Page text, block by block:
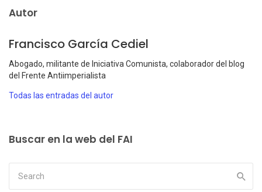
Autor
Francisco García Cediel
Abogado, militante de Iniciativa Comunista, colaborador del blog
del Frente Antiimperialista
Todas las entradas del autor
Buscar en la web del FAI